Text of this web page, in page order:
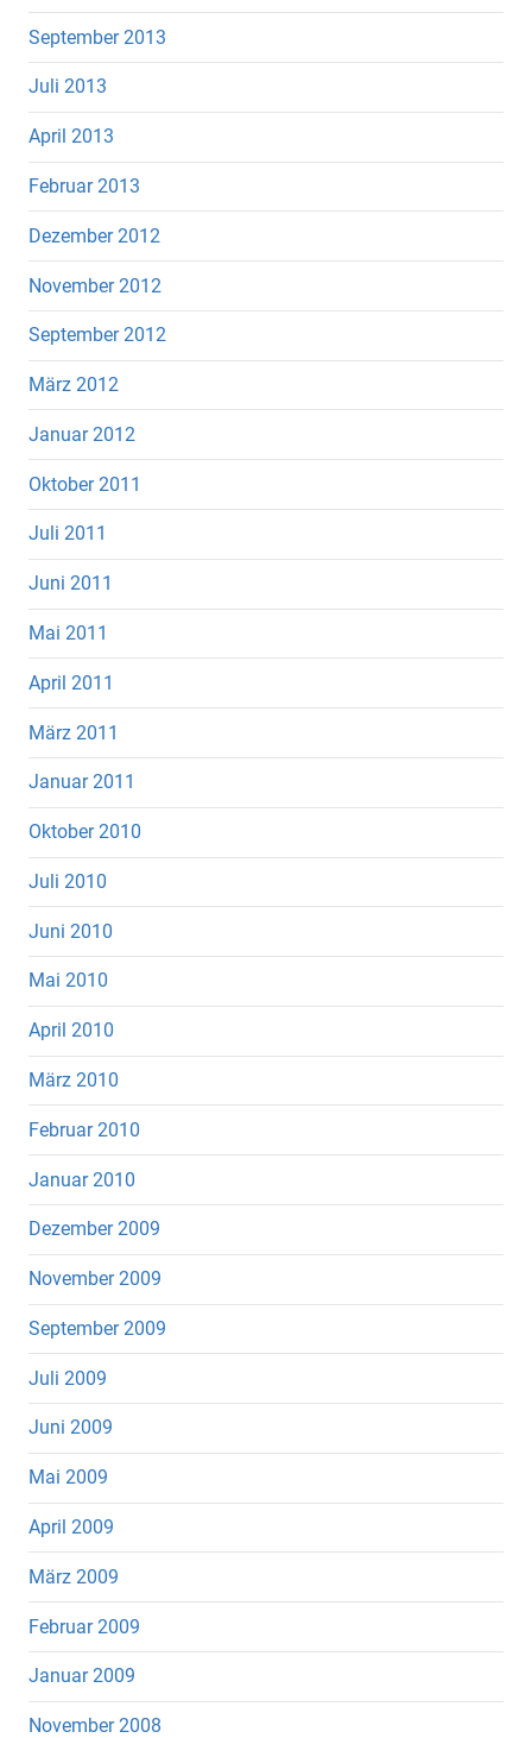
September 2013
Juli 2013
April 2013
Februar 2013
Dezember 2012
November 2012
September 2012
März 2012
Januar 2012
Oktober 2011
Juli 2011
Juni 2011
Mai 2011
April 2011
März 2011
Januar 2011
Oktober 2010
Juli 2010
Juni 2010
Mai 2010
April 2010
März 2010
Februar 2010
Januar 2010
Dezember 2009
November 2009
September 2009
Juli 2009
Juni 2009
Mai 2009
April 2009
März 2009
Februar 2009
Januar 2009
November 2008